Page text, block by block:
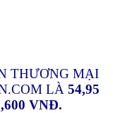
THƯƠNG MẠI
LÀ 54,95
VNĐ.